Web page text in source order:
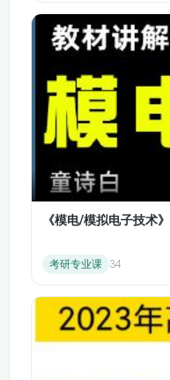
《模电/模拟电子技术
考研专业课 34